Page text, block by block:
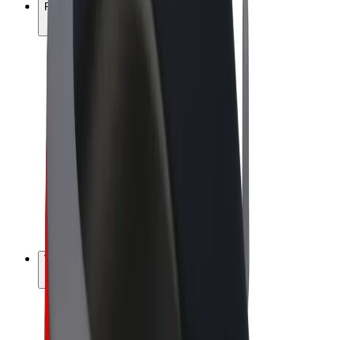
Produkty
Bolt Drive
Bolt for Business
E-kola
Bolt Plus
Vydělávejte s Boltem